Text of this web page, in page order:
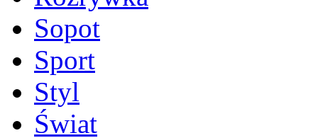
Sopot
Sport
Styl
Świat